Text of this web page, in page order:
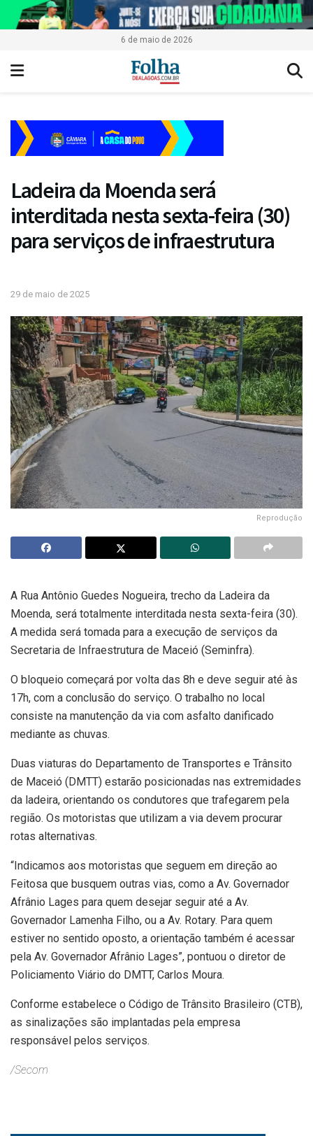
6 de maio de 2026
Ladeira da Moenda será
interditada nesta sexta-feira (30)
para serviços de infraestrutura
29 de maio de 2025
Reprodução
A Rua Antônio Guedes Nogueira, trecho da Ladeira da
Moenda, será totalmente interditada nesta sexta-feira (30).
A medida será tomada para a execução de serviços da
Secretaria de Infraestrutura de Maceió (Seminfra).
O bloqueio começará por volta das 8h e deve seguir até às
17h, com a conclusão do serviço. O trabalho no local
consiste na manutenção da via com asfalto danificado
mediante as chuvas.
Duas viaturas do Departamento de Transportes e Trânsito
de Maceió (DMTT) estarão posicionadas nas extremidades
da ladeira, orientando os condutores que trafegarem pela
região. Os motoristas que utilizam a via devem procurar
rotas alternativas.
“Indicamos aos motoristas que seguem em direção ao
Feitosa que busquem outras vias, como a Av. Governador
Afrânio Lages para quem desejar seguir até a Av.
Governador Lamenha Filho, ou a Av. Rotary. Para quem
estiver no sentido oposto, a orientação também é acessar
pela Av. Governador Afrânio Lages”, pontuou o diretor de
Policiamento Viário do DMTT, Carlos Moura.
Conforme estabelece o Código de Trânsito Brasileiro (CTB),
as sinalizações são implantadas pela empresa
responsável pelos serviços.
/Secom